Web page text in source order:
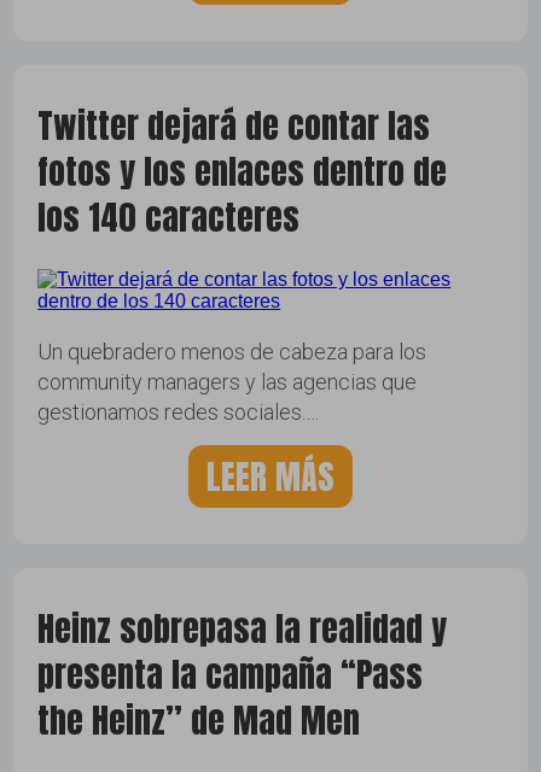
Twitter dejará de contar las
fotos y los enlaces dentro de
los 140 caracteres
Un quebradero menos de cabeza para los
community managers y las agencias que
gestionamos redes sociales.…
LEER MÁS
Heinz sobrepasa la realidad y
presenta la campaña “Pass
the Heinz” de Mad Men